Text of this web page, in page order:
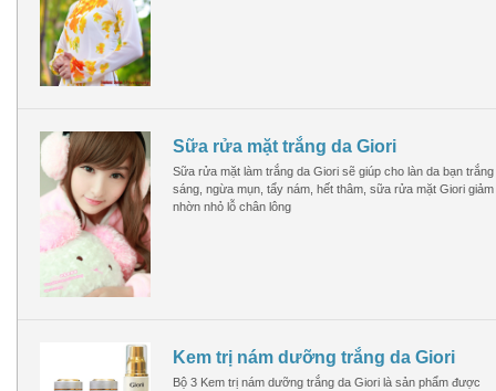
Sữa rửa mặt trắng da Giori
Sữa rửa mặt làm trắng da Giori sẽ giúp cho làn da bạn trắng
sáng, ngừa mụn, tẩy nám, hết thâm, sữa rửa mặt Giori giảm
nhờn nhỏ lỗ chân lông
Kem trị nám dưỡng trắng da Giori
Bộ 3 Kem trị nám dưỡng trắng da Giori là sản phẩm được
Bộ Mỹ Phẩm Kayoko
2,900,000 VND